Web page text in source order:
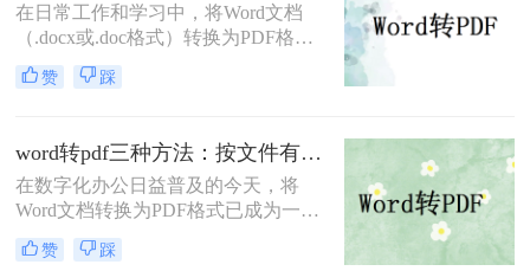
在日常工作和学习中，将Word文档
（.docx或.doc格式）转换为PDF格式
是一项常见的需求。PDF文件因其跨
平台兼容性、保持文档格式不变以及
本文将详细介绍两种将Word文档转换
成PDF格式的方法。
赞 踩
word转pdf三种方法：按文件有没有图片和公式分开选！
在数字化办公日益普及的今天，将
Word文档转换为PDF格式已成为一项
基本且重要的技能。PDF格式因其跨
平台兼容性、格式稳定性和安全性，
赞 踩